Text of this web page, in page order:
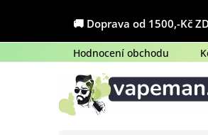
obsah
🚚 Doprava od 1500,-Kč
Hodnocení obchodu